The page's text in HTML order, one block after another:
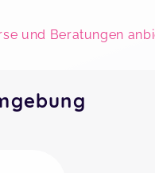
und Beratungen